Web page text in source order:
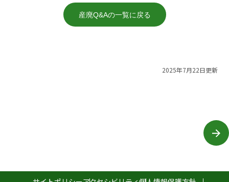
産廃Q&Aの一覧に戻る
2025年7月22日更新